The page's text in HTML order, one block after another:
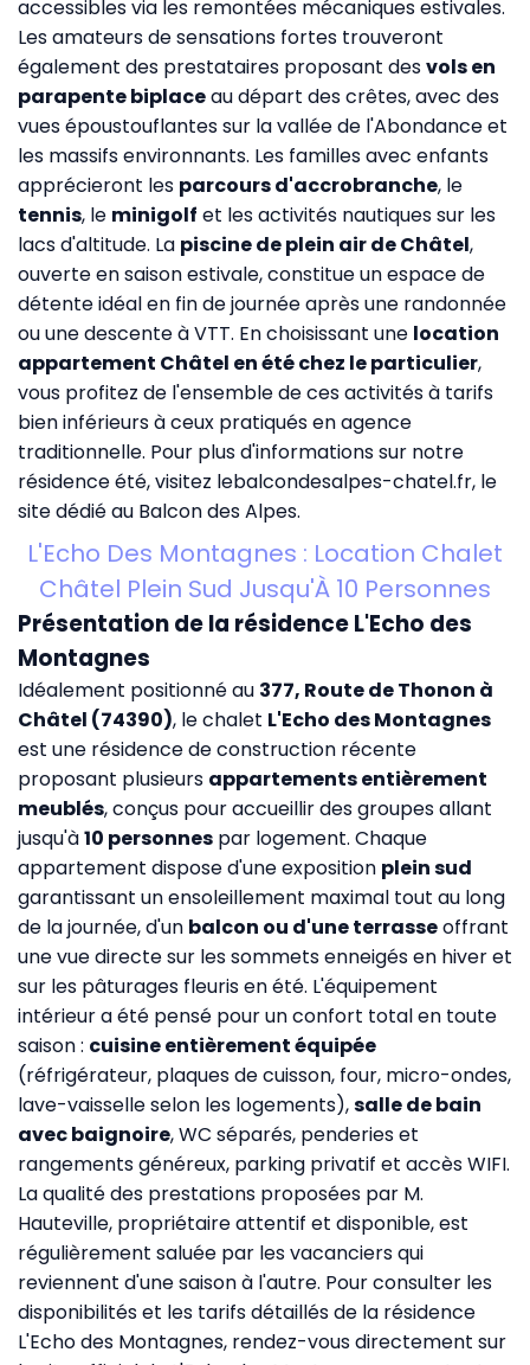
accessibles via les remontées mécaniques estivales.
Les amateurs de sensations fortes trouveront
également des prestataires proposant desvols en
parapente biplaceau départ des crêtes, avec des
vues époustouflantes sur la vallée de l'Abondance et
les massifs environnants. Les familles avec enfants
apprécieront les parcours d'accrobranche, le
tennis, le minigolf et les activités nautiques sur les
lacs d'altitude. La piscine de plein air de Châtel,
ouverte en saison estivale, constitue un espace de
détente idéal en fin de journée après une randonnée
ou une descente à VTT. En choisissant une location
appartement Châtel en été chez le particulier,
vous profitez de l'ensemble de ces activités à tarifs
bien inférieurs à ceux pratiqués en agence
traditionnelle. Pour plus d'informations sur notre
résidence été, visitez lebalcondesalpes-chatel.fr, le
site dédié au Balcon des Alpes.
L'Echo Des Montagnes : Location Chalet
Châtel Plein Sud Jusqu'À 10 Personnes
Présentation de la résidence L'Echo des
Montagnes
Idéalement positionné au 377, Route de Thonon à
Châtel (74390), le chalet L'Echo des Montagnes
est une résidence de construction récente
proposant plusieurs appartements entièrement
meublés, conçus pour accueillir des groupes allant
jusqu'à10 personnes par logement. Chaque
appartement dispose d'une exposition plein sud
garantissant un ensoleillement maximal tout au long
de la journée, d'un balcon ou d'une terrasseoffrant
une vue directe sur les sommets enneigés en hiver et
sur les pâturages fleuris en été. L'équipement
intérieur a été pensé pour un confort total en toute
saison : cuisine entièrement équipée
(réfrigérateur, plaques de cuisson, four, micro-ondes,
lave-vaisselle selon les logements),salle de bain
avec baignoire, WC séparés, penderies et
rangements généreux, parking privatif et accès WIFI.
La qualité des prestations proposées par M.
Hauteville, propriétaire attentif et disponible, est
régulièrement saluée par les vacanciers qui
reviennent d'une saison à l'autre. Pour consulter les
disponibilités et les tarifs détaillés de la résidence
L'Echo des Montagnes, rendez-vous directement sur